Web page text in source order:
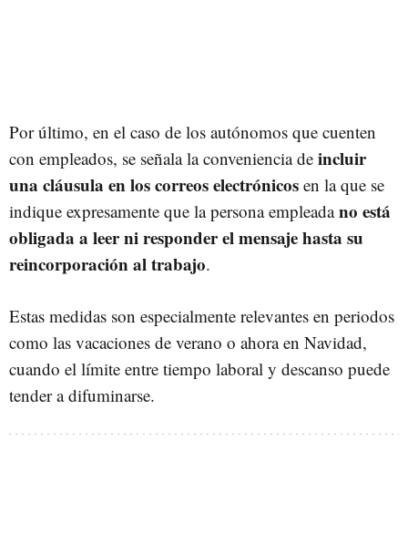
Por último, en el caso de los autónomos que cuenten
con empleados, se señala la conveniencia de incluir
una cláusula en los correos electrónicos en la que se
indique expresamente que la persona empleadano está
obligada a leer ni responder el mensaje hasta su
reincorporación al trabajo.
Estas medidas son especialmente relevantes en periodos
como las vacaciones de verano o ahora en Navidad,
cuando el límite entre tiempo laboral y descanso puede
tender a difuminarse.